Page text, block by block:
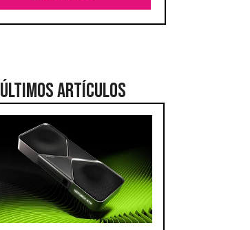
ÚLTIMOS ARTÍCULOS